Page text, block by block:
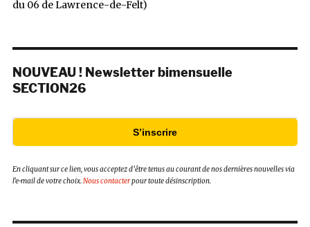
du 06 de Lawrence-de-Felt)
NOUVEAU ! Newsletter bimensuelle
SECTION26
S’inscrire
En cliquant sur ce lien, vous acceptez d’être tenus au courant de nos dernières nouvelles via
l’e-mail de votre choix.Nous contacterpour toute désinscription.